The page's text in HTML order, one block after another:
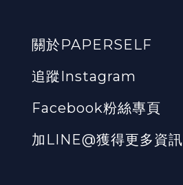
關於PAPERSELF
追蹤Instagram
Facebook粉絲專頁
加LINE@獲得更多資訊